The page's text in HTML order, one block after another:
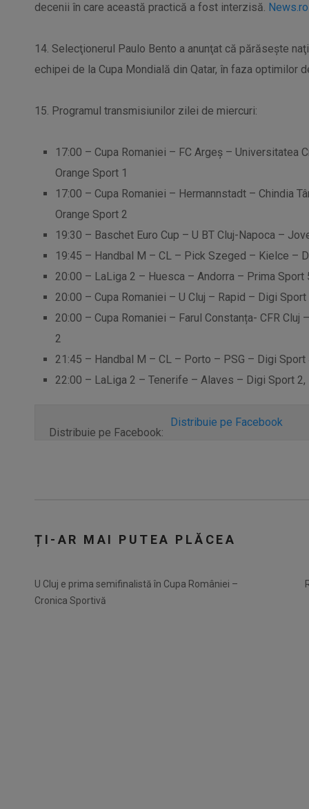
decenii în care această practică a fost interzisă. News.ro
14. Selecţionerul Paulo Bento a anunţat că părăseşte
echipei de la Cupa Mondială din Qatar, în faza optimilor
15. Programul transmisiunilor zilei de miercuri:
17:00 – Cupa Romaniei – FC Argeș – Universitatea
Orange Sport 1
17:00 – Cupa Romaniei – Hermannstadt – Chindia
Orange Sport 2
19:30 – Baschet Euro Cup – U BT Cluj-Napoca –
19:45 – Handbal M – CL – Pick Szeged – Kielce –
20:00 – LaLiga 2 – Huesca – Andorra – Prima Sport
20:00 – Cupa Romaniei – U Cluj – Rapid – Digi
20:00 – Cupa Romaniei – Farul Constanța- CFR
2
21:45 – Handbal M – CL – Porto – PSG – Digi Sport
22:00 – LaLiga 2 – Tenerife – Alaves – Digi Sport 2,
Distribuie pe Facebook:
Distribuie pe Facebook
ȚI-AR MAI PUTEA PLĂCEA
U Cluj e prima semifinalistă în Cupa României –
Cronica Sportivă